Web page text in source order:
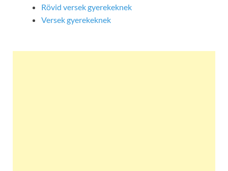
Rövid versek gyerekeknek
Versek gyerekeknek